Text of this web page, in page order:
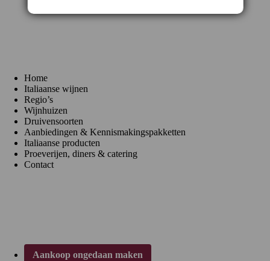
Home
Italiaanse wijnen
Regio’s
Wijnhuizen
Druivensoorten
Aanbiedingen & Kennismakingspakketten
Italiaanse producten
Proeverijen, diners & catering
Contact
Aankoop ongedaan maken